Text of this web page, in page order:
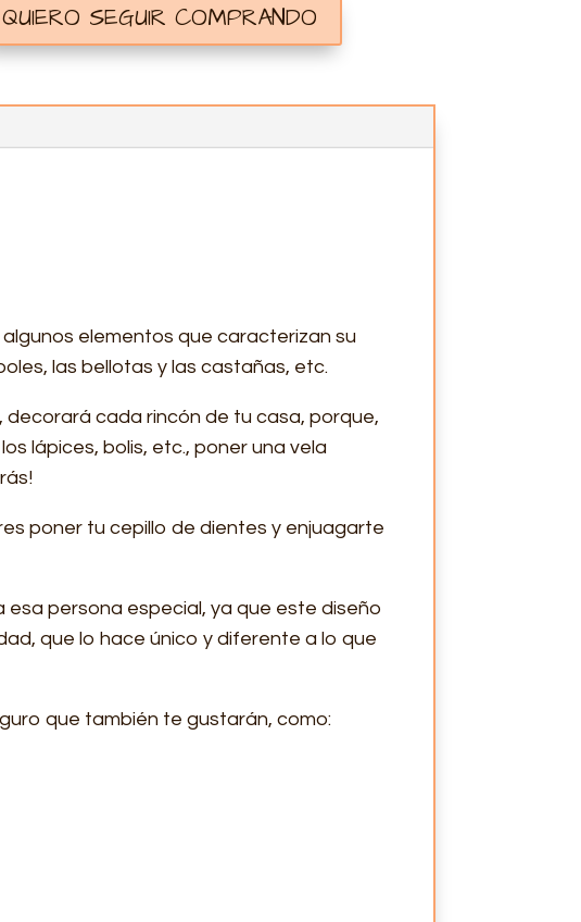
QUIERO SEGUIR COMPRANDO
elementos que caracterizan su
las bellotas y las castañas, etc.
cada rincón de tu casa, porque,
lápices, bolis, etc., poner una vela
poner tu cepillo de dientes y enjuagarte
persona especial, ya que este diseño
que lo hace único y diferente a lo que
que también te gustarán, como: